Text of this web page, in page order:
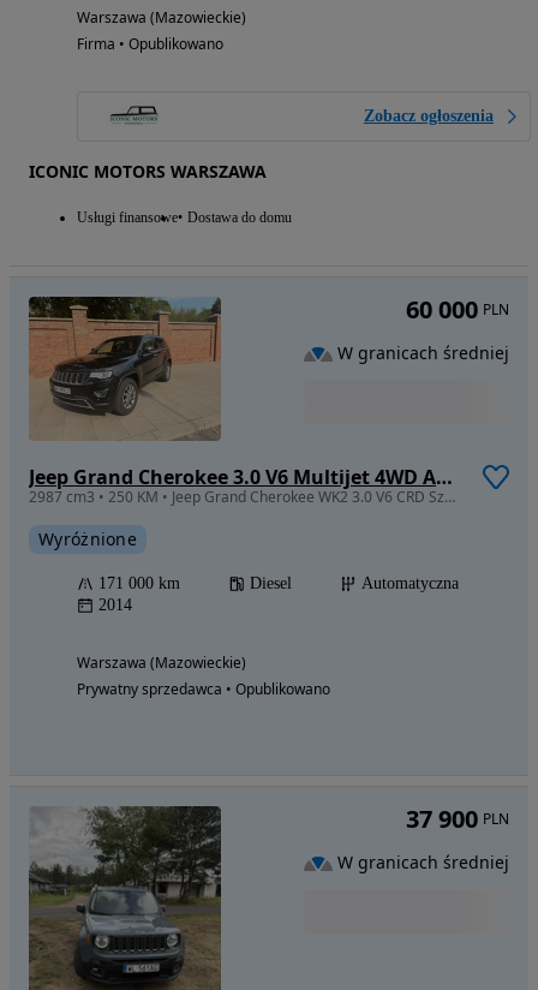
Warszawa (Mazowieckie)
Firma • Opublikowano
Zobacz ogłoszenia
ICONIC MOTORS WARSZAWA
Usługi finansowe Dostawa do domu
Jeep Grand Cherokee 3.0 V6 Multijet 4WD Automatik Limited
2987 cm3 • 250 KM • Jeep Grand Cherokee WK2 3.0 V6 CRD Szwajcaria polift
Wyróżnione
171 000 km Diesel
Automatyczna
2014
Warszawa (Mazowieckie)
Prywatny sprzedawca • Opublikowano
60 000 PLN
W granicach średniej
37 900 PLN
W granicach średniej